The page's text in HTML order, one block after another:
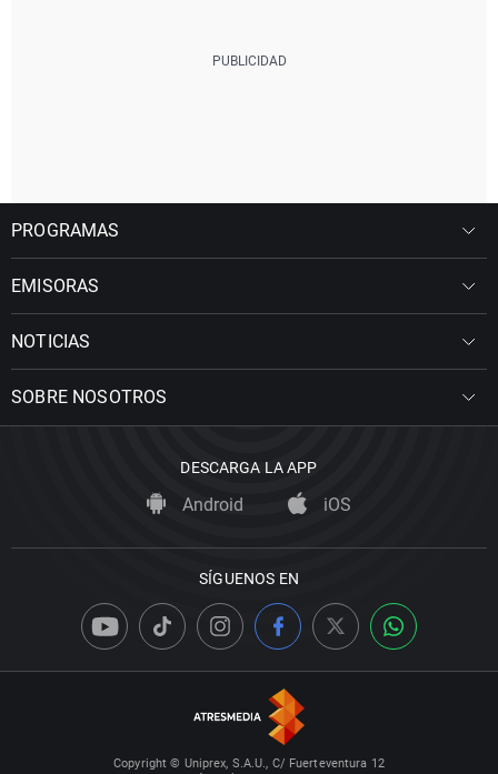
PROGRAMAS
EMISORAS
NOTICIAS
SOBRE NOSOTROS
DESCARGA LA APP
Android iOS
SÍGUENOS EN
Copyright © Uniprex, S.A.U., C/ Fuerteventura 12